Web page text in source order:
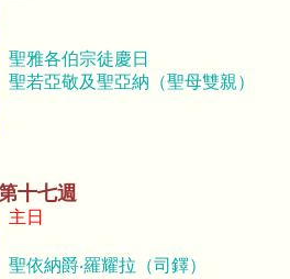
聖雅各伯宗徒慶日
聖若亞敬及聖亞納（聖母雙親）
十七週
主日
聖依納爵‧羅耀拉（司鐸）